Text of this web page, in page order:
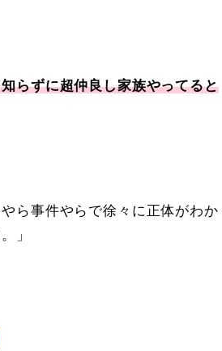
らずに超仲良し家族やってると
ら事件やらで徐々に正体がわか
」